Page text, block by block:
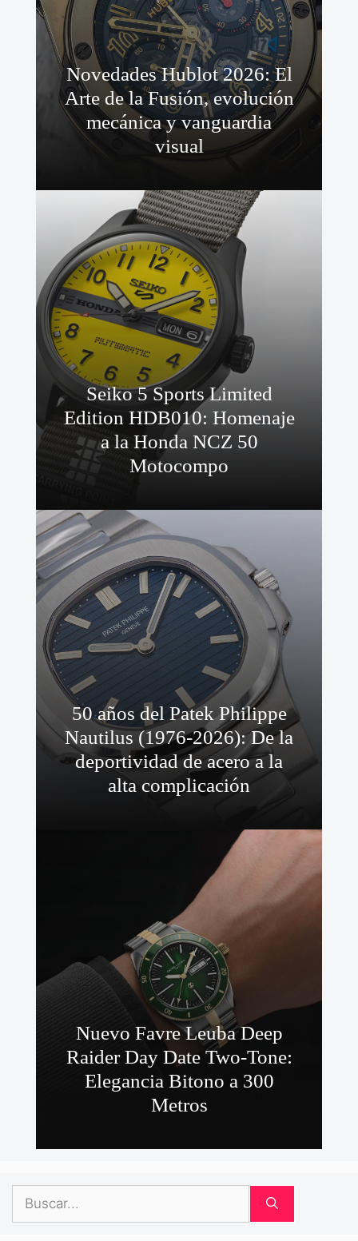
Novedades Hublot 2026: El
Arte de la Fusión, evolución
mecánica y vanguardia
visual
Seiko 5 Sports Limited
Edition HDB010: Homenaje
a la Honda NCZ 50
Motocompo
50 años del Patek Philippe
Nautilus (1976-2026): De la
deportividad de acero a la
alta complicación
Nuevo Favre Leuba Deep
Raider Day Date Two-Tone:
Elegancia Bitono a 300
Metros
Buscar: